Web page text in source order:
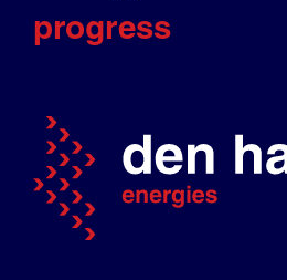
progress